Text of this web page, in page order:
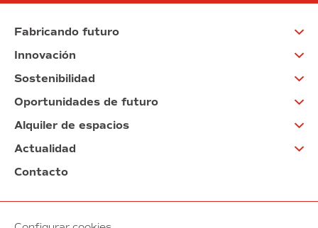
Fabricando futuro
Innovación
Sostenibilidad
Oportunidades de futuro
Alquiler de espacios
Actualidad
Contacto